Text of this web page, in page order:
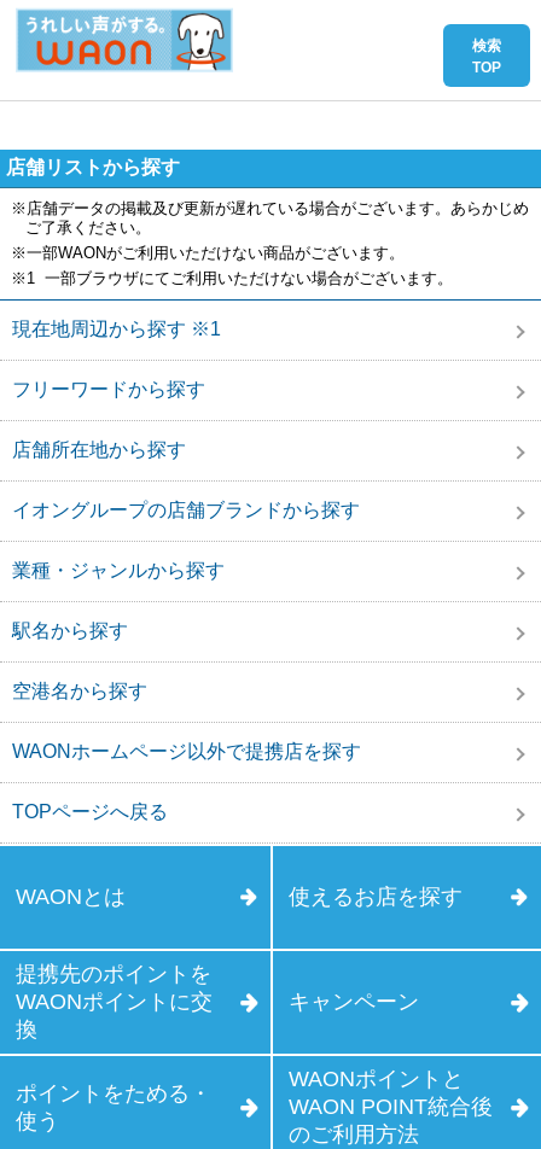
店舗リストから探す
※店舗データの掲載及び更新が遅れている場合がございます。あらかじめ
ご了承ください。
※一部WAONがご利用いただけない商品がございます。
※1 一部ブラウザにてご利用いただけない場合がございます。
現在地周辺から探す ※1
フリーワードから探す
店舗所在地から探す
イオングループの店舗ブランドから探す
業種・ジャンルから探す
駅名から探す
空港名から探す
WAONホームページ以外で提携店を探す
TOPページへ戻る